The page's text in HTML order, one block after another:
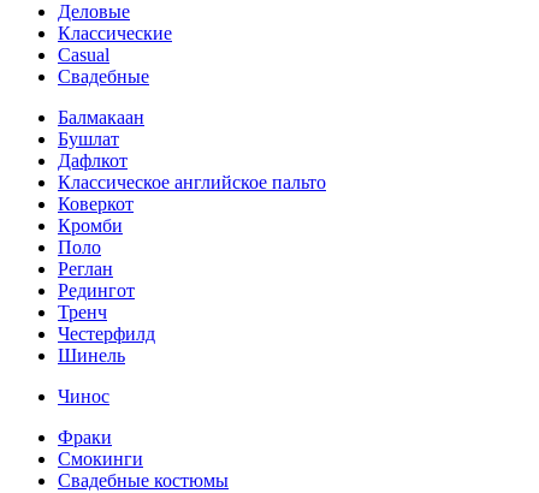
Деловые
Классические
Casual
Свадебные
Балмакаан
Бушлат
Дафлкот
Классическое английское пальто
Коверкот
Кромби
Поло
Реглан
Редингот
Тренч
Честерфилд
Шинель
Чинос
Фраки
Смокинги
Свадебные костюмы